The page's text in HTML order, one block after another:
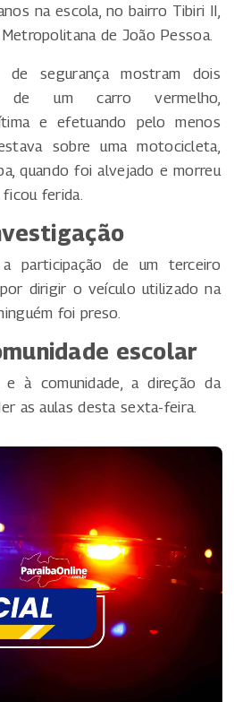
na escola, no bairro Tibiri II,
de João Pessoa.
de segurança mostram dois
de um carro vermelho,
e efetuando pelo menos
sobre uma motocicleta,
quando foi alvejado e morreu
ferida.
participação de um terceiro
dirigir o veículo utilizado na
foi preso.
escolar
à comunidade, a direção da
as aulas desta sexta-feira.